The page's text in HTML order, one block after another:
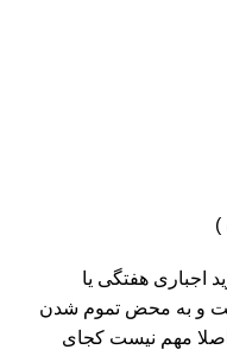
)
اجباری هفتگی یا
و به محض تموم شدن
اصلا مهم نیست کجای